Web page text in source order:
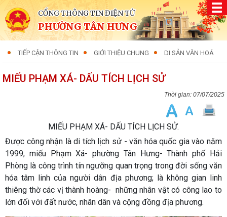
CỔNG THÔNG TIN ĐIỆN TỬ
PHƯỜNG TÂN HƯNG
TIẾP CẬN THÔNG TIN GIỚI THIỆU CHUNG DI SẢN VĂN HOÁ
MIẾU PHẠM XÁ- DẤU TÍCH LỊCH SỬ
07/07/2025
MIẾU PHẠM XÁ- DẤU TÍCH LỊCH SỬ.
Được công nhận là di tích lịch sử - văn hóa quốc gia vào năm
1999, miếu Phạm Xá- phường Tân Hưng- Thành phố Hải
Phòng là công trình tín ngưỡng quan trọng trong đời sống văn
hóa tâm linh của người dân địa phương; là không gian linh
thiêng thờ các vị thành hoàng- những nhân vật có công lao to
lớn đối với đất nước, nhân dân và cộng đồng địa phương.